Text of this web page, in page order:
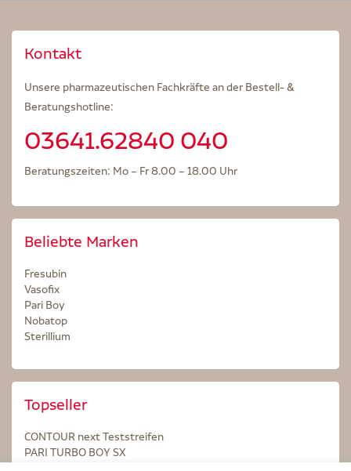
Kontakt
Unsere pharmazeutischen Fachkräfte an der Bestell- &
Beratungshotline:
03641.62840 040
Beratungszeiten: Mo – Fr 8.00 – 18.00 Uhr
Beliebte Marken
Fresubin
Vasofix
Pari Boy
Nobatop
Sterillium
Topseller
CONTOUR next Teststreifen
PARI TURBO BOY SX